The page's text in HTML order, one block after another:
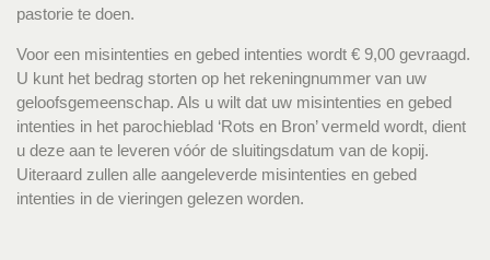
pastorie te doen.
Voor een misintenties en gebed intenties wordt € 9,00 gevraagd.
U kunt het bedrag storten op het rekeningnummer van uw
geloofsgemeenschap. Als u wilt dat uw misintenties en gebed
intenties in het parochieblad ‘Rots en Bron’ vermeld wordt, dient
u deze aan te leveren vóór de sluitingsdatum van de kopij.
Uiteraard zullen alle aangeleverde misintenties en gebed
intenties in de vieringen gelezen worden.